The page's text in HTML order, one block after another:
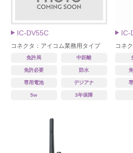
IC-DV55C
コネクタ：アイコム業務用タイプ
免許局 中距離
免許必要 防水
専用電池 デジアナ
5w 3年保障
IC-
コネ